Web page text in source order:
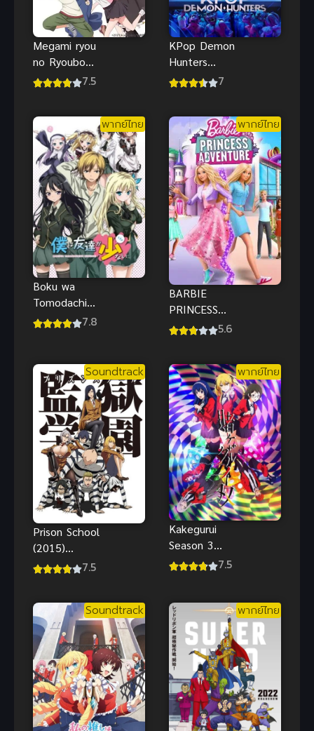
Megami ryou
no Ryoubo
kun เมงามิ
ภาค 1
7.5
KPop Demon
Hunters
(2026) เกิร์ล
7
พากย์ไทย
Boku wa
Tomodachi
ga Sukunai
ภาค 1
7.8
พากย์ไทย
BARBIE
PRINCESS
ADVENTURE
เจ้าหญิง
5.6
Soundtrack
Prison School
(2015)
โรงเรียนคุก7.5
พากย์ไทย
Kakegurui
Season 3
(TBA) โคตร7.5
Soundtrack พากย์ไทย